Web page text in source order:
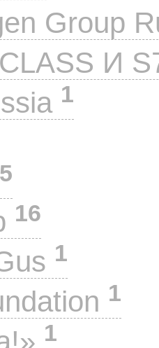
Group
И
1
16
1
1
1